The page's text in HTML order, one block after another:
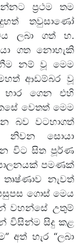
ප්‍රථම තම
තවුසාණෝ
ලබා ගත් හ.
ගත නොහැකි
නම් වූ මෙම
ආඩම්බර වූ
භාර ගෙන එහි
වෙතත් මෙම
බව වටහාගත්
නිවන සොයා
විට සිත පූර්ණ
පමණක්
නැවත්
ගොස් මෙය
වහන්සේ උතුම්
විසින්ම සිදු කළ
අත් හැර “ලබා